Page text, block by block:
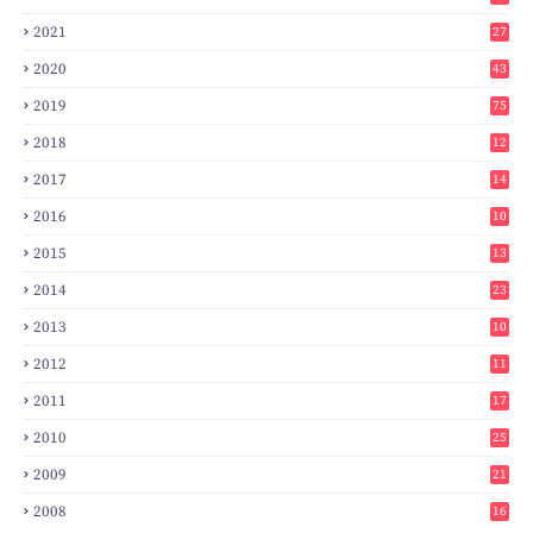
2021 27
2020 43
2019 75
2018
12
8
2017
14
2016
10
3
2015
13
7
2014
23
2
2013
10
0
2012
11
3
2011
17
2010
25
0
2009
21
2008
16